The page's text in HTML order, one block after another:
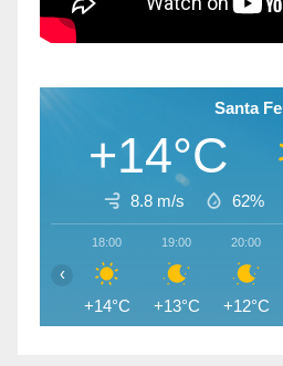
Santa Fe
+14°C
8.8 m/s 62%
18:00
+14°C
19:00
+13°C
20:00
+12°C
‹